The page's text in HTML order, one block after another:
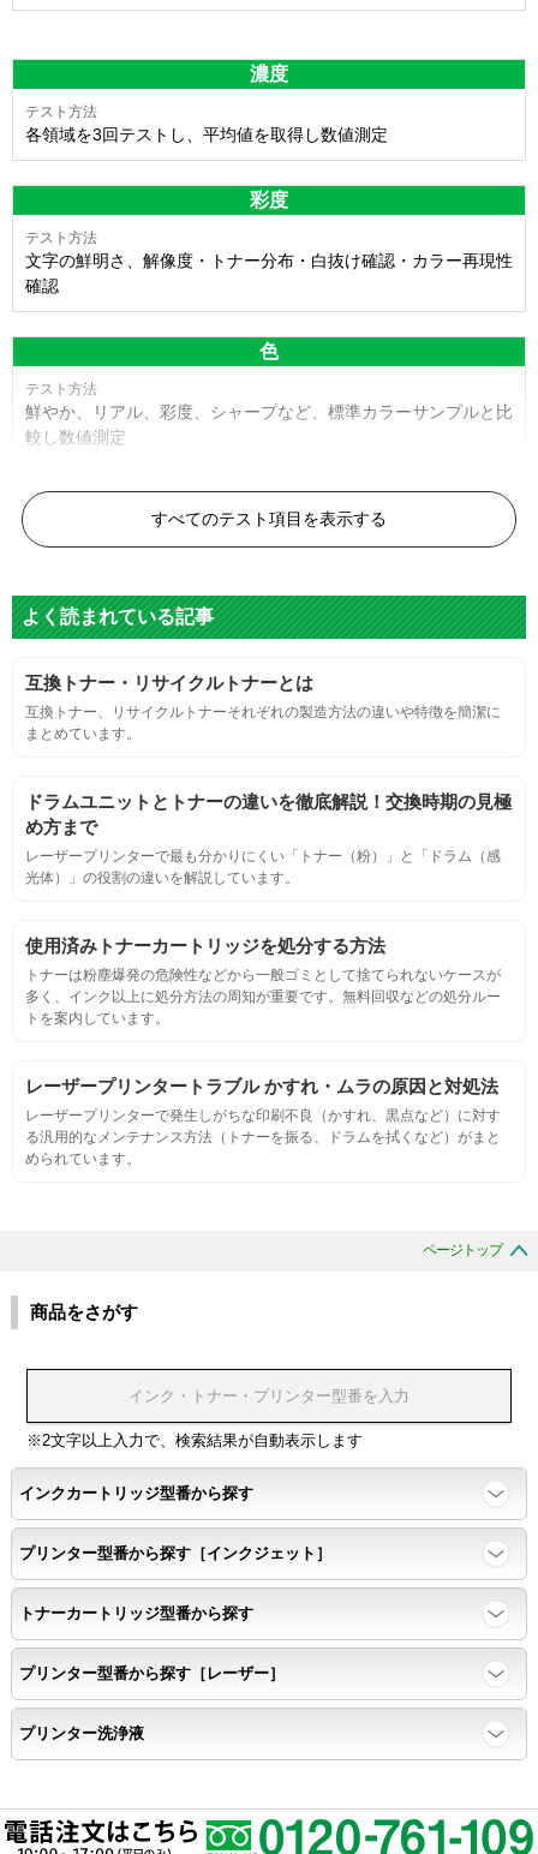
濃度
各領域を3回テストし、平均値を取得し数値測定
彩度
文字の鮮明さ、解像度・トナー分布・白抜け確認・カラー再現性
確認
色
鮮やか、リアル、彩度、シャープなど、標準カラーサンプルと比
較し数値測定
グレースケール
目視検査にて数値測定
連続印刷時の安定した印刷枚数測定
定着度
摩擦試験機で濃度値を測定
適合性
生涯印刷
印刷耐久性
ページ印刷可能枚数・連続印刷時の安定性・経時変化の影響の確
認
寿命レポート
ページ収量、1,000ページあたりのパウダー消費量、転写率、
SAD値を計測
落下試験
すべてのテスト項目を表示する
よく読まれている記事
互換トナー・リサイクルトナーとは
互換トナー、リサイクルトナーそれぞれの製造方法の違いや特徴を簡潔に
まとめています。
ドラムユニットとトナーの違いを徹底解説！交換時期の見極
め方まで
レーザープリンターで最も分かりにくい「トナー（粉）」と「ドラム（感
光体）」の役割の違いを解説しています。
使用済みトナーカートリッジを処分する方法
トナーは粉塵爆発の危険性などから一般ゴミとして捨てられないケースが
多く、インク以上に処分方法の周知が重要です。無料回収などの処分ルー
トを案内しています。
レーザープリンタートラブル かすれ・ムラの原因と対処法
レーザープリンターで発生しがちな印刷不良（かすれ、黒点など）に対す
る汎用的なメンテナンス方法（トナーを振る、ドラムを拭くなど）がまと
められています。
ページトップ
商品をさがす
※2文字以上入力で、検索結果が自動表示します
インクカートリッジ型番から探す
プリンター型番から探す［インクジェット］
トナーカートリッジ型番から探す
プリンター型番から探す［レーザー］
プリンター洗浄液